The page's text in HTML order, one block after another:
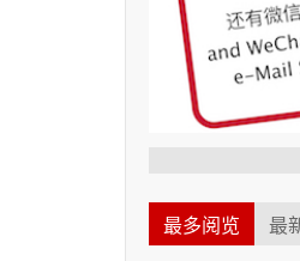
最多阅览 最